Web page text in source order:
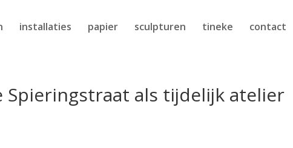
installaties papier sculpturen tineke contact
Spieringstraat als tijdelijk atelier